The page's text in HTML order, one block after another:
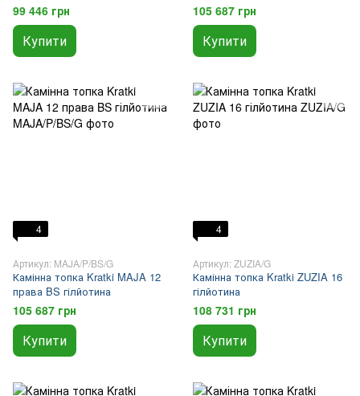
99 446 грн
Купити
105 687 грн
Купити
4
Артикул: MAJA/P/BS/G
Камінна топка Kratki MAJA 12
права BS гілйотина
105 687 грн
Купити
4
Артикул: ZUZIA/G
Камінна топка Kratki ZUZIA 16
гілйотина
108 731 грн
Купити